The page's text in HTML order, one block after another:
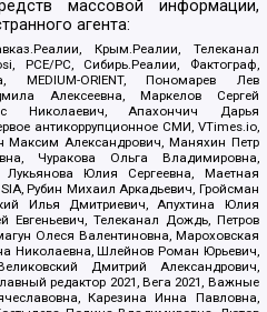
массовой информации,
агента:
Крым.Реалии, Телеканал
PCE/PC, Сибирь.Реалии, Фактограф,
MEDIUM-ORIENT, Пономарев Лев
Алексеевна, Маркелов Сергей
Николаевич, Апахончич Дарья
антикоррупционное СМИ, VTimes.io,
Максим Александрович, Маняхин Петр
Чуракова Ольга Владимировна,
Юлия Сергеевна, Маетная
Рубин Михаил Аркадьевич, Гройсман
Илья Дмитриевич, Апухтина Юлия
Евгеньевич, Телеканал Дождь, Петров
Олеся Валентиновна, Мароховская
Николаевна, Шлейнов Роман Юрьевич,
Дмитрий Александрович,
редактор 2021, Вега 2021, Важные
Карезина Инна Павловна,